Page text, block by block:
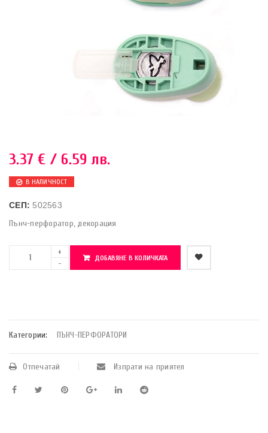
3.37€ / 6.59 лв.
В НАЛИЧНОСТ
СЕП: 502563
Пънч-перфоратор, декорация
ДОБАВЯНЕ В КОЛИЧКАТА
Категории: ПЪНЧ-ПЕРФОРАТОРИ
Отпечатай Изпрати на приятел